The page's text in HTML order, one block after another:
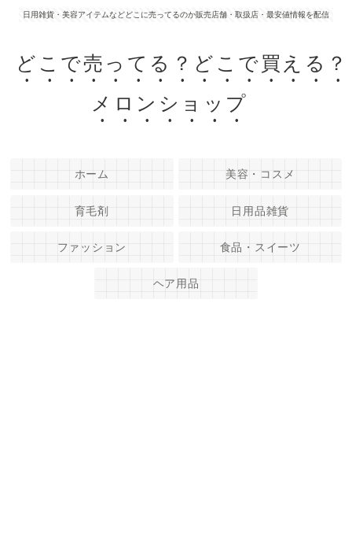
日用雑貨・美容アイテムなどどこに売ってるのか販売店舗・取扱店・最安値情報を配信
どこで売ってる？どこで買える？
メロンショップ
ホーム 美容・コスメ
育毛剤 日用品雑貨
ファッション 食品・スイーツ
ヘア用品